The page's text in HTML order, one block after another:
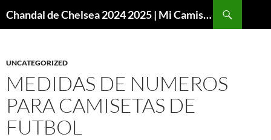
Chandal de Chelsea 2024 2025 | Mi Camiseta Futbol
UNCATEGORIZED
MEDIDAS DE NUMEROS
PARA CAMISETAS DE
FUTBOL